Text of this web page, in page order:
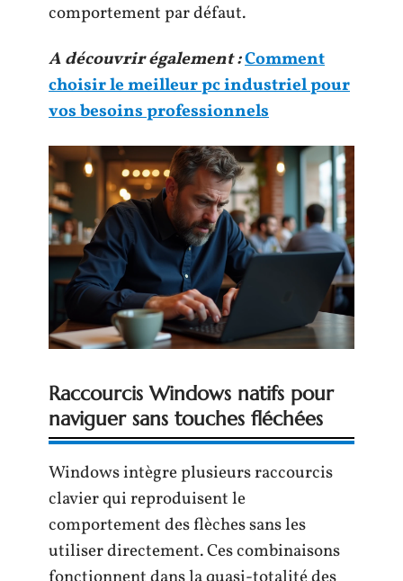
comportement par défaut.
A découvrir également :Comment
choisir le meilleur pc industriel pour
vos besoins professionnels
Raccourcis Windows natifs pour
naviguer sans touches fléchées
Windows intègre plusieurs raccourcis
clavier qui reproduisent le
comportement des flèches sans les
utiliser directement. Ces combinaisons